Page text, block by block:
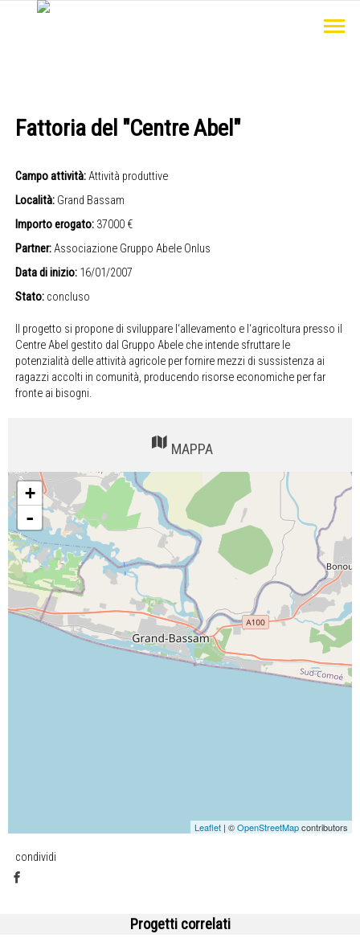
Fattoria del "Centre Abel"
Campo attività:Attività produttive
Località: Grand Bassam
Importo erogato: 37000 €
Partner:Associazione Gruppo Abele Onlus
Data di inizio: 16/01/2007
Stato: concluso
Il progetto si propone di sviluppare l‘allevamento e l‘agricoltura presso il
Centre Abel gestito dal Gruppo Abele che intende sfruttare le
potenzialità delle attività agricole per fornire mezzi di sussistenza ai
ragazzi accolti in comunità, producendo risorse economiche per far
fronte ai bisogni.
MAPPA
+
-
Leaflet | ©OpenStreetMapcontributors
condividi
Progetti correlati